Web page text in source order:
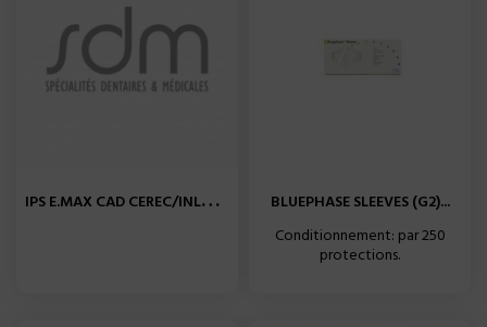
I
PS E.MAX CAD CEREC/INLAB...
BLUEPHASE SLEEVES (G2)...
Conditionnement: par 250
protections.